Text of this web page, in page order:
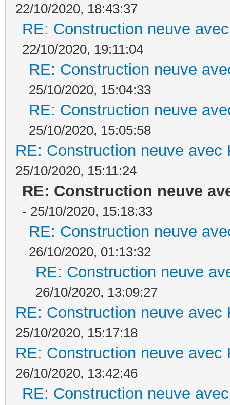
22/10/2020, 18:43:37
RE: Construction neuve
22/10/2020, 19:11:04
RE: Construction neuve
25/10/2020, 15:04:33
RE: Construction neuve
25/10/2020, 15:05:58
RE: Construction neuve avec
25/10/2020, 15:11:24
RE: Construction neuve
- 25/10/2020, 15:18:33
RE: Construction neuve
26/10/2020, 01:13:32
RE: Construction neuve
26/10/2020, 13:09:27
RE: Construction neuve avec
25/10/2020, 15:17:18
RE: Construction neuve avec
26/10/2020, 13:42:46
RE: Construction neuve